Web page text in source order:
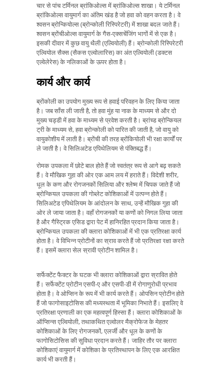
चार से पांच टर्मिनल ब्रांकिओल्स में ब्रांकिओल्स शाखा। ये टर्मिनल
ब्रांकिओल्स वायुमार्ग का अंतिम खंड है जो हवा को वहन करता है। वे
श्वसन ब्रोन्कियोल्स (ब्रोन्कोली रिस्पिरेटरी) में शाखा बदल जाते हैं।
श्वसन ब्रोंचीओल्स वायुमार्ग के गैस-एक्सचेंजिंग भागों में से एक है।
इसकी दीवार में कुछ वायु थैली (एल्वियोली) हैं। ब्रोन्कोली रिस्पिरेटरी
एल्वियोल सैक्स (सैकस एल्वोलारिस) का अंत एल्वियोली (डक्टस
एल्वेलेरेस) के नलिकाओं के ऊपर होता है।
कार्य और कार्य
ब्रोंकोली का उपयोग मुख्य रूप से हवाई परिवहन के लिए किया जाता
है। जब साँस ली जाती है, तो हवा मुंह या नाक के माध्यम से और दो
मुख्य चड्डी में हवा के माध्यम से प्रवेश करती है। ब्रांच्ड ब्रोन्कियल
ट्री के माध्यम से, हवा ब्रोन्कोली को पारित की जाती है, जो वायु को
वायुकोशीय में लाती है। ब्रोंची की तरह ब्रोंकियोली भी रक्षा कार्यों पर
ले जाती है। वे सिलिअटेड एपिथेलियम से पंक्तिबद्ध हैं।
रोमक उपकला में छोटे बाल होते हैं जो स्वतंत्र रूप से आगे बढ़ सकते
हैं। वे मौखिक गुहा की ओर एक आम लय में हराते हैं। विदेशी शरीर,
धूल के कण और रोगजनकों सिलिया और श्लेष्म में चिपक जाते हैं जो
ब्रोन्कियल उपकला की गोब्लेट कोशिकाओं में उत्पन्न होते हैं।
सिलिअटेड एपिथेलियम के आंदोलन के साथ, उन्हें मौखिक गुहा की
ओर ले जाया जाता है। वहाँ रोगजनकों या कणों को निगल लिया जाता
है और गैस्ट्रिक एसिड द्वारा पेट में हानिरहित प्रदान किया जाता है।
ब्रोन्कियल उपकला की क्लारा कोशिकाओं में भी एक प्रतिरक्षा कार्य
होता है। वे विभिन्न प्रोटीनों का स्राव करते हैं जो प्रतिरक्षा रक्षा करते
हैं। इसमें क्लारा सेल स्रावी प्रोटीन शामिल है।
सर्फेक्टेंट फैक्टर के घटक भी क्लारा कोशिकाओं द्वारा स्रावित होते
हैं। सर्फेक्टेंट प्रोटीन एसपी-ए और एसपी-डी में रोगाणुरोधी प्रभाव
होता है। वे ओप्सिन के रूप में भी कार्य करते हैं। ओपसिन प्रोटीन होते
हैं जो फागोसाइटोसिस की मध्यस्थता में भूमिका निभाते हैं। इसलिए वे
प्रतिरक्षा प्रणाली का एक महत्वपूर्ण हिस्सा हैं। क्लारा कोशिकाओं के
ऑप्सिन्स एल्वियोली, तथाकथित एल्वोलर मैक्रोफेज के मेहतर
कोशिकाओं के लिए रोगजनकों, एलर्जी और धूल के कणों के
फागोसिटोसिस की सुविधा प्रदान करते हैं। जाहिर तौर पर क्लारा
कोशिकाएं वायुमार्ग में कोशिका के प्रतिस्थापन के लिए एक आरक्षित
कार्य भी करती हैं।